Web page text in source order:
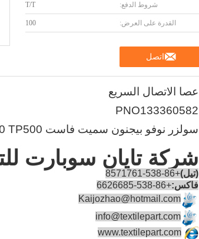
شروط الدفع: T/T
القدرة على العرض: 100
اتصل
عصا الاتصال السريع
PNO133360582
سولزر نوفو بيجنون سميت فاست G6200 G6300 GS900 TP500
شركة تايان سوبارت
(تيل)+86-538-8571761
فاكس:+86-538-6626685
Kaijozhao@hotmail.com
info@textilepart.com
www.textilepart.com